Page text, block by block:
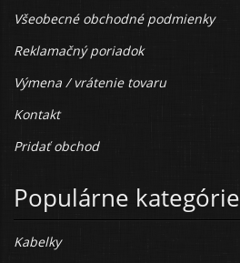
Všeobecné obchodné podmienky
Reklamačný poriadok
Výmena / vrátenie tovaru
Kontakt
Pridať obchod
Populárne kategórie
Kabelky